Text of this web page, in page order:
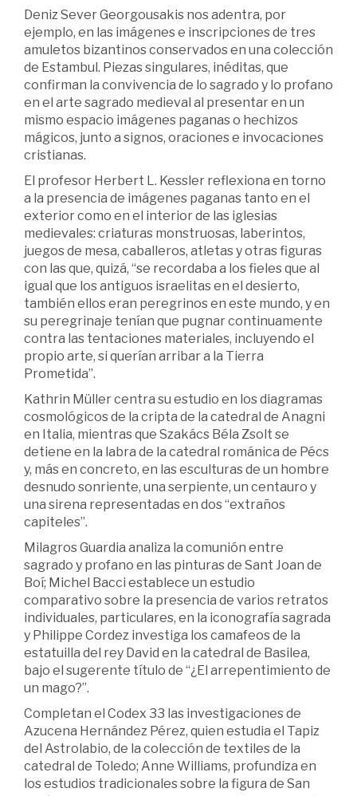
Deniz Sever Georgousakis nos adentra, por
ejemplo, en las imágenes e inscripciones de tres
amuletos bizantinos conservados en una colección
de Estambul. Piezas singulares, inéditas, que
confirman la convivencia de lo sagrado y lo profano
en el arte sagrado medieval al presentar en un
mismo espacio imágenes paganas o hechizos
mágicos, junto a signos, oraciones e invocaciones
cristianas.
El profesor Herbert L. Kessler reflexiona en torno
a la presencia de imágenes paganas tanto en el
exterior como en el interior de las iglesias
medievales: criaturas monstruosas, laberintos,
juegos de mesa, caballeros, atletas y otras figuras
con las que, quizá, “se recordaba a los fieles que al
igual que los antiguos israelitas en el desierto,
también ellos eran peregrinos en este mundo, y en
su peregrinaje tenían que pugnar continuamente
contra las tentaciones materiales, incluyendo el
propio arte, si querían arribar a la Tierra
Prometida”.
Kathrin Müller centra su estudio en los diagramas
cosmológicos de la cripta de la catedral de Anagni
en Italia, mientras que Szakács Béla Zsolt se
detiene en la labra de la catedral románica de Pécs
y, más en concreto, en las esculturas de un hombre
desnudo sonriente, una serpiente, un centauro y
una sirena representadas en dos “extraños
capiteles”.
Milagros Guardia analiza la comunión entre
sagrado y profano en las pinturas de Sant Joan de
Boí; Michel Bacci establece un estudio
comparativo sobre la presencia de varios retratos
individuales, particulares, en la iconografía sagrada
y Philippe Cordez investiga los camafeos de la
estatuilla del rey David en la catedral de Basilea,
bajo el sugerente título de “¿El arrepentimiento de
un mago?”.
Completan el Codex 33 las investigaciones de
Azucena Hernández Pérez, quien estudia el Tapiz
del Astrolabio, de la colección de textiles de la
catedral de Toledo; Anne Williams, profundiza en
los estudios tradicionales sobre la figura de San